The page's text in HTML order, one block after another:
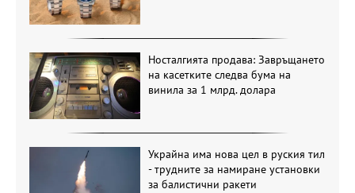
Носталгията продава: Завръщането
на касетките следва бума на
винила за 1 млрд. долара
Украйна има нова цел в руския тил
- трудните за намиране установки
за балистични ракети